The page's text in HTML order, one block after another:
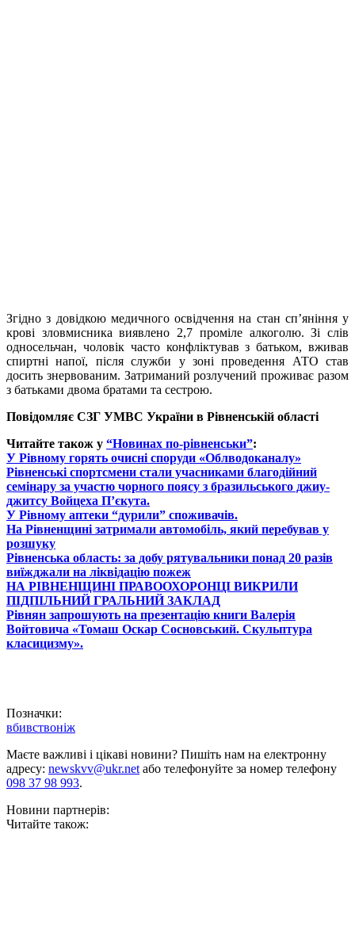
Згідно з довідкою медичного освідчення на стан сп’яніння у
крові зловмисника виявлено 2,7 проміле алкоголю. Зі слів
односельчан, чоловік часто конфліктував з батьком, вживав
спиртні напої, після служби у зоні проведення АТО став
досить знервованим. Затриманий розлучений проживає разом
з батьками двома братами та сестрою.
Повідомляє СЗГ УМВС України в Рівненській області
Читайте також у “Новинах по-рівненськи”:
У Рівному горять очисні споруди «Облводоканалу»
Рівненські спортсмени стали учасниками благодійний
семінару за участю чорного поясу з бразильського джиу-
джитсу Войцеха П’єкута.
У Рівному аптеки “дурили” споживачів.
На Рівненщині затримали автомобіль, який перебував у
розшуку
Рівненська область: за добу рятувальники понад 20 разів
виїжджали на ліквідацію пожеж
НА РІВНЕНЩИНІ ПРАВООХОРОНЦІ ВИКРИЛИ
ПІДПІЛЬНИЙ ГРАЛЬНИЙ ЗАКЛАД
Рівнян запрошують на презентацію книги Валерія
Войтовича «Томаш Оскар Сосновський. Скульптура
класицизму».
Позначки:
вбивствоніж
Маєте важливі і цікаві новини? Пишіть нам на електронну
адресу: newskvv@ukr.netабо телефонуйте за номер телефону
098 37 98 993.
Новини партнерів:
Читайте також: